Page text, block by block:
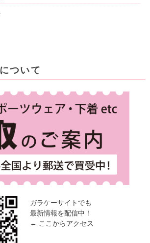
ついて
ガラケーサイトでも
最新情報を配信中！
← ここからアクセス